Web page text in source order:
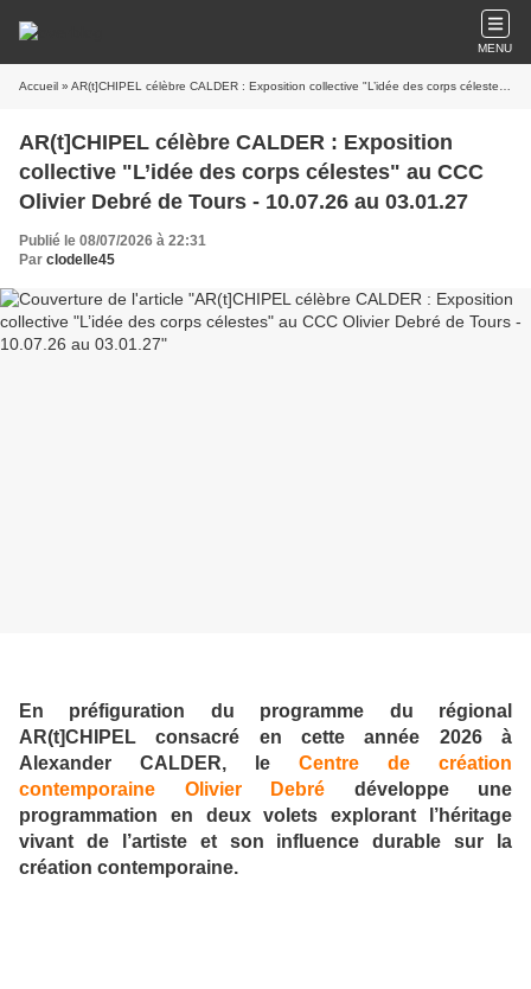
MENU
Accueil » AR(t]CHIPEL célèbre CALDER : Exposition collective "L’idée des corps célestes" au CCC Olivier Debré de Tours - 10.07.26 au 03.01.27
AR(t]CHIPEL célèbre CALDER : Exposition
collective "L’idée des corps célestes" au CCC
Olivier Debré de Tours - 10.07.26 au 03.01.27
Publié le 08/07/2026 à 22:31
Par clodelle45
En préfiguration du programme du régional
AR(t]CHIPEL consacré en cette année 2026 à
Alexander CALDER, le Centre de création
contemporaine Olivier Debré développe une
programmation en deux volets explorant l’héritage
vivant de l’artiste et son influence durable sur la
création contemporaine.